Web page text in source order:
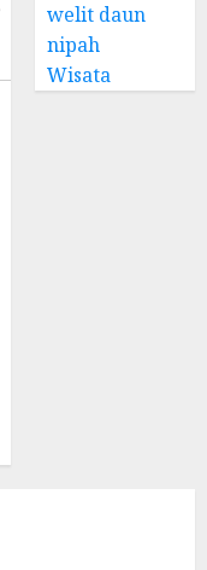
welit daun
nipah
Wisata